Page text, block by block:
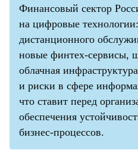
Финансовый сектор
на цифровые
дистанционного
новые финтех-сервисы,
облачная
и риски в сфере
что ставит перед
обеспечения
бизнес-процессов.